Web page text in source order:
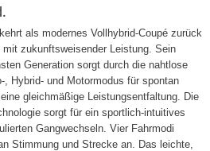
als modernes Vollhybrid-Coupé zurück
zukunftsweisender Leistung. Sein
Generation sorgt durch die nahtlose
Hybrid- und Motormodus für spontan
gleichmäßige Leistungsentfaltung. Die
sorgt für ein sportlich-intuitives
Gangwechseln. Vier Fahrmodi
Stimmung und Strecke an. Das leichte,